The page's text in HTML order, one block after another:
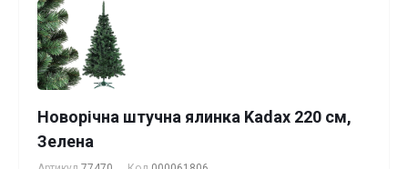
Новорічна штучна ялинка Kadax 220 см,
Зелена